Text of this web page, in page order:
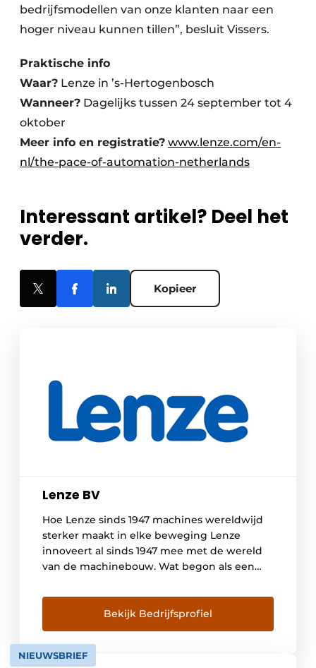
bedrijfsmodellen van onze klanten naar een
hoger niveau kunnen tillen”, besluit Vissers.
Praktische info
Waar? Lenze in ’s-Hertogenbosch
Wanneer? Dagelijks tussen 24 september tot 4
oktober
Meer info en registratie? www.lenze.com/en-
nl/the-pace-of-automation-netherlands
Interessant artikel? Deel het
verder.
Kopieer
Lenze BV
Hoe Lenze sinds 1947 machines wereldwijd
sterker maakt in elke beweging Lenze
innoveert al sinds 1947 mee met de wereld
van de machinebouw. Wat begon als een
tot een internationale partner voor de
machinebouwer in 45 landen. Die
combinatie van wereldwijde representatie
en lokale expertise vormt de basis van […]
Bekijk Bedrijfsprofiel
NIEUWSBRIEF